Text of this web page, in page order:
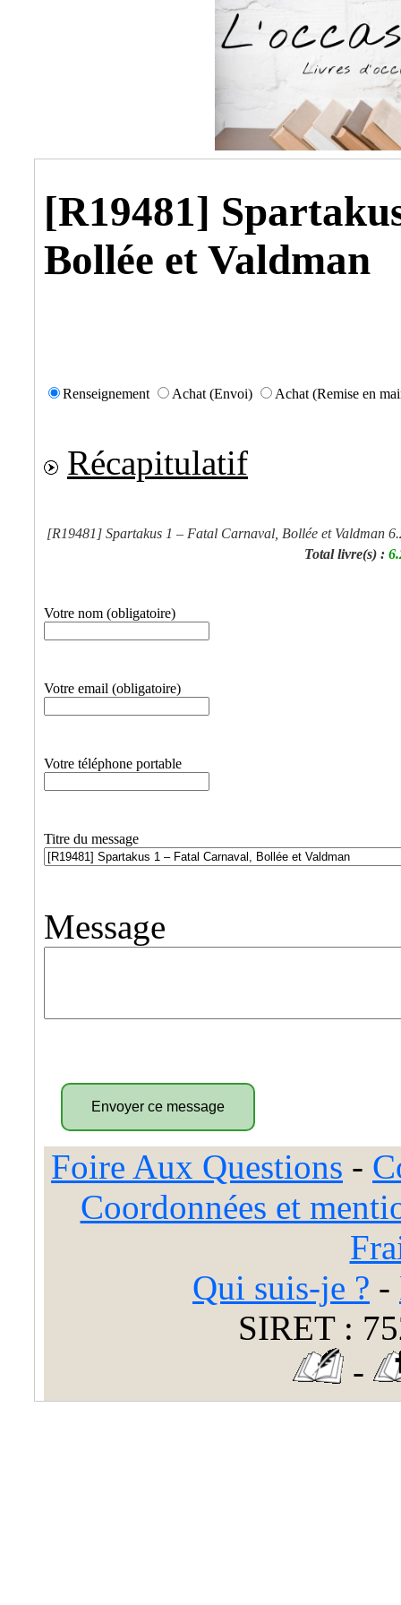
[R19481]
Bollée et Valdman
Renseignement Achat (Envoi) Achat (Remise en
Récapitulatif
[R19481] Spartakus 1 – Fatal Carnaval, Bollée et Valdman
Total livre(s) :
Votre nom (obligatoire)
Votre email (obligatoire)
Votre téléphone portable
Titre du message
Message
Foire Aux Questions -
Coordonnées et
Qui suis-je ? -
SIRET :
-